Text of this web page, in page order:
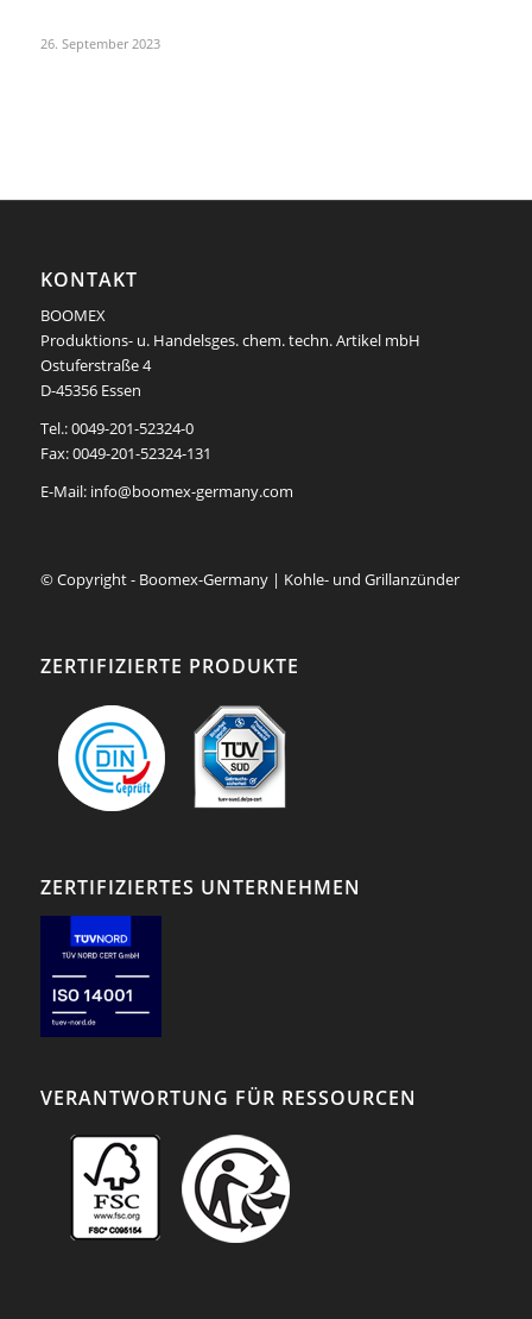
26. September 2023
KONTAKT
BOOMEX
Produktions- u. Handelsges. chem. techn. Artikel mbH
Ostuferstraße 4
D-45356 Essen
Tel.: 0049-201-52324-0
Fax: 0049-201-52324-131
E-Mail: info@boomex-germany.com
© Copyright - Boomex-Germany | Kohle- und Grillanzünder
ZERTIFIZIERTE PRODUKTE
ZERTIFIZIERTES UNTERNEHMEN
VERANTWORTUNG FÜR RESSOURCEN
Achten Sie auf unsere
FSC®-zertifizierten
Produkte.